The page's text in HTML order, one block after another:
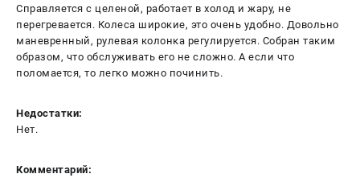
Справляется с целеной, работает в холод и жару, не
перегревается. Колеса широкие, это очень удобно. Довольно
маневренный, рулевая колонка регулируется. Собран таким
образом, что обслуживать его не сложно. А если что
поломается, то легко можно починить.
Недостатки:
Нет.
Комментарий: